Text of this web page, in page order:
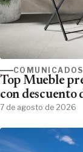
COMUNICADOS
Top Mueble
con descuento
7 de agosto de 2026